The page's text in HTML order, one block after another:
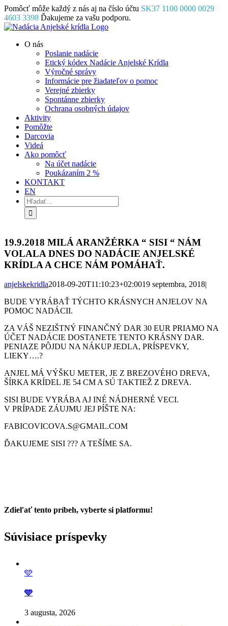
Skip
to
content
Pomôcť môže každý z nás aj na číslo účtu SK37 1100 0000 0029
4603 3398 Ďakujeme za vašu podporu.
Facebook
Instagram
YouTube
O nás
Poslanie nadácie
Etický kódex Nadácie Anjelské Krídla
Výročné správy
Informácie pre žiadateľov o pomoc
Verejné zbierky
Spontánne zbierky
Ochrana osobných údajov
Aktivity
Pomôžte
Darcovia
Videá
Ako pomôcť
Na účet nadácie
Poukázaním 2 %
KONTAKT
EN
Hľadať:
19.9.2018 MILÁ ARANŽÉRKA “ SISI “ NÁM
VOLALA DNES DO NADÁCIE ANJELSKÉ
KRÍDLA A CHCE NÁM POMÁHAŤ.
anjelskekridla2018-09-20T11:10:23+02:0019 septembra, 2018|
BUDE VYRÁBAŤ TÝCHTO KRÁSNYCH ANJELOV NA
POMOC NADÁCII.
ZA VÁŠ NEZIŠTNÝ FINANČNÝ DAR 30 EUR PRIAMO NA
ÚČET NADÁCIE DOSTANETE TENTO KRÁSNY DAR.
PENIAZE PÔJDU NA NÁKUP JEDLA, PRÍSPEVKY,
LIEKY….?
ANJEL MÁ VÝŠKU METER, JE Z BREZOVÉHO DREVA,
ŠÍRKA KRÍDEL JE 54 CM A SÚ TAKTIEŽ Z DREVA.
SISI BUDE VYRÁBA AJ INÉ NÁDHERNÉ VECI.
V PRÍPADE ZÁUJMU JEJ PÍŠTE NA:
FABICOVICOVA.S@GMAIL.COM
ĎAKUJEME SISI ??? A TEŠÍME SA.
Zdieľať tento príbeh, vyberte si platformu!
Súvisiace príspevky
🩵
🩵
3 augusta, 2026